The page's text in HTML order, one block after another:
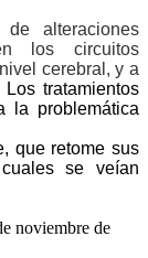
alteraciones
los circuitos
cerebral, y a
Los tratamientos
la problemática
que retome sus
se veían
noviembre de